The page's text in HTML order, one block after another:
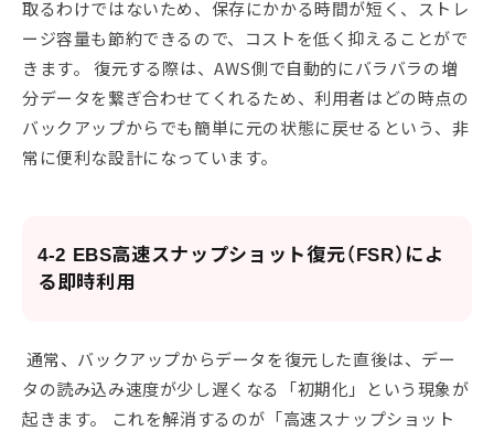
取るわけではないため、保存にかかる時間が短く、ストレ
ージ容量も節約できるので、コストを低く抑えることがで
きます。 復元する際は、AWS側で自動的にバラバラの増
分データを繋ぎ合わせてくれるため、利用者はどの時点の
バックアップからでも簡単に元の状態に戻せるという、非
常に便利な設計になっています。
4-2 EBS高速スナップショット復元（FSR）によ
る即時利用
通常、バックアップからデータを復元した直後は、デー
タの読み込み速度が少し遅くなる「初期化」という現象が
起きます。 これを解消するのが「高速スナップショット